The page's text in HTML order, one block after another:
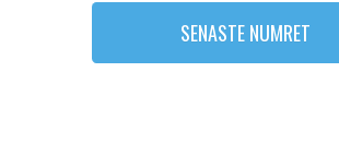
SENASTE NUMRET